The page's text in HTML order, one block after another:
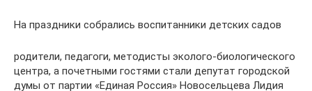
На праздники собрались воспитанники детских садов
родители, педагоги, методисты эколого-биологического
центра, а почетными гостями стали депутат городской
думы от партии «Единая Россия» Новосельцева Лидия